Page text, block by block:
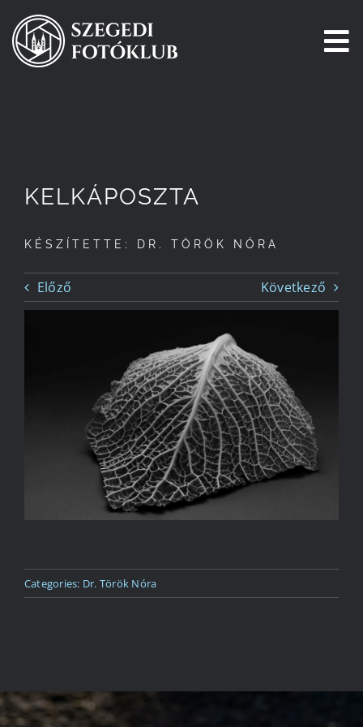
Kihagyás
Pályázatok
Tagjaink
Csatlakozz!
KELKÁPOSZTA
KÉSZÍTETTE: DR. TÖRÖK NÓRA
Előző Következő
Categories: Dr. Török Nóra